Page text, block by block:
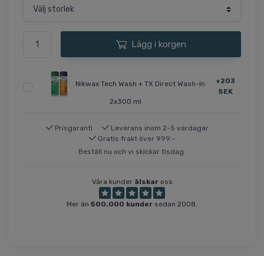
Lägg i korgen
Nikwax Tech Wash + TX Direct Wash-In
2x300 ml
+203
SEK
Prisgaranti
Leverans inom 2-5 vardagar
Gratis frakt över 999:-
Beställ nu och vi skickar tisdag.
Våra kunder älskaross
Mer än 500.000 kunder sedan 2008.